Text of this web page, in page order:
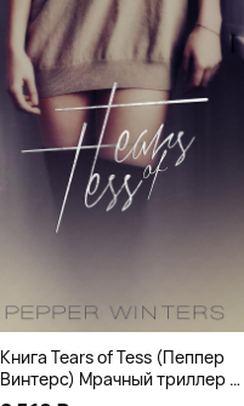
Книга Tears of Tess (Пеппер
Винтерс) Мрачный триллер о
выживании и страсти (18+)